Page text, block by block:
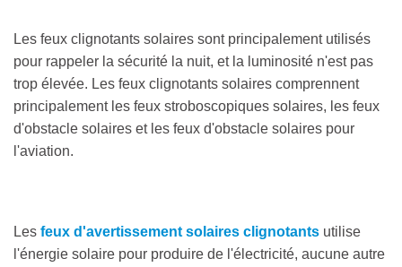
Les feux clignotants solaires sont principalement utilisés
pour rappeler la sécurité la nuit, et la luminosité n'est pas
trop élevée. Les feux clignotants solaires comprennent
principalement les feux stroboscopiques solaires, les feux
d'obstacle solaires et les feux d'obstacle solaires pour
l'aviation.
Les feux d'avertissement solaires clignotants utilise
l'énergie solaire pour produire de l'électricité, aucune autre